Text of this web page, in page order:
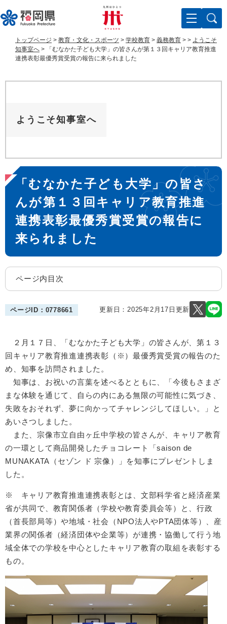
ー
ジ
す
ニ
ュ
し
トップページ > 教育・文化・スポーツ > 学校教育 > 義務教育 > > ようこそ
知事室へ >
「むなかた子ども大学」の皆さんが第１３回キャリア教育推進
連携表彰最優秀賞受賞の報告に来られました
ようこそ知事室へ
本
文
「むなかた子ども大学」の皆さ
んが第１３回キャリア教育推進
連携表彰最優秀賞受賞の報告に
来られました
ページ内目次
ページID：0778661 更新日：2025年2月17日更新
２月１７日、「むなかた子ども大学」の皆さんが、第１３
回キャリア教育推進連携表彰（※）最優秀賞受賞の報告のた
め、知事を訪問されました。
知事は、お祝いの言葉を述べるとともに、「今後もさまざ
まな体験を通じて、自らの内にある無限の可能性に気づき、
失敗をおそれず、夢に向かってチャレンジしてほしい。」と
あいさつしました。
また、宗像市立自由ヶ丘中学校の皆さんが、キャリア教育
の一環として商品開発したチョコレート「saison de
MUNAKATA（セゾン ド 宗像）」を知事にプレゼントしま
した。
※ キャリア教育推進連携表彰とは、文部科学省と経済産業
省が共同で、教育関係者（学校や教育委員会等）と、行政
（首長部局等）や地域・社会（NPO法人やPTA団体等）、産
業界の関係者（経済団体や企業等）が連携・協働して行う地
域全体での学校を中心としたキャリア教育の取組を表彰する
もの。